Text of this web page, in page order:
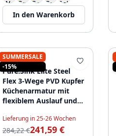
In den Warenkorb
SUMMERSALE
-15%
PURE.SINK
Pure.Sink Elite Steel
Flex 3-Wege PVD Kupfer
Küchenarmatur mit
flexiblem Auslauf und
PS8110-62
Lieferung in 25-26 Wochen
284,22 €241,59 €